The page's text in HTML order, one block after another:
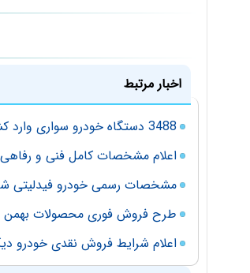
اخبار مرتبط
3488 دستگاه خودرو سواری وارد کشور شد
اعلام مشخصات کامل فنی و
مشخصات رسمی خودرو فیدلیتی
طرح فروش فوری محصولات بهمن
اعلام شرایط فروش نقدی خودرو